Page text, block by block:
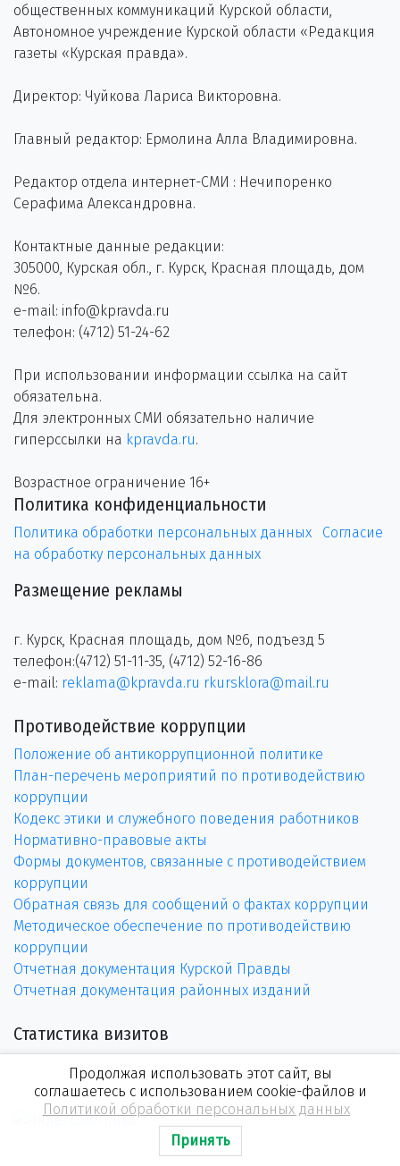
общественных коммуникаций Курской области,
Автономное учреждение Курской области «Редакция
газеты «Курская правда».
Директор: Чуйкова Лариса Викторовна.
Главный редактор: Ермолина Алла Владимировна.
Редактор отдела интернет-СМИ : Нечипоренко
Серафима Александровна.
Контактные данные редакции:
305000, Курская обл., г. Курск, Красная площадь, дом
№6.
e-mail: info@kpravda.ru
телефон: (4712) 51-24-62
При использовании информации ссылка на сайт
обязательна.
Для электронных СМИ обязательно наличие
гиперссылки на kpravda.ru.
Возрастное ограничение 16+
Политика конфиденциальности
Политика обработки персональных данных
Согласие
на обработку персональных данных
Размещение рекламы
г. Курск, Красная площадь, дом №6, подъезд 5
телефон:(4712) 51-11-35, (4712) 52-16-86
e-mail: reklama@kpravda.ru rkursklora@mail.ru
Противодействие коррупции
Положение об антикоррупционной политике
План-перечень мероприятий по противодействию
коррупции
Кодекс этики и служебного поведения работников
Нормативно-правовые акты
Формы документов, связанные с противодействием
коррупции
Обратная связь для сообщений о фактах коррупции
Методическое обеспечение по противодействию
коррупции
Отчетная документация Курской Правды
Отчетная документация районных изданий
Статистика визитов
Продолжая использовать этот сайт, вы
соглашаетесь с использованием cookie-файлов и
Политикой обработки персональных данных
Принять